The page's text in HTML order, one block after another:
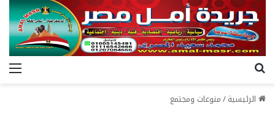
الرئيسية/منوعات ومجتمع